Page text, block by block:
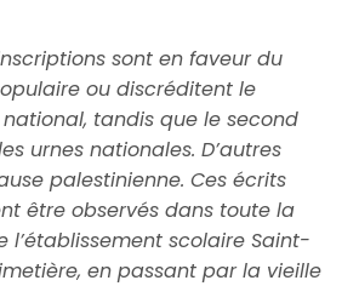
sont en faveur du
ou discréditent le
tandis que le second
urnes nationales. D’autres
palestinienne. Ces écrits
être observés dans toute la
l’établissement scolaire Saint-
en passant par la vieille